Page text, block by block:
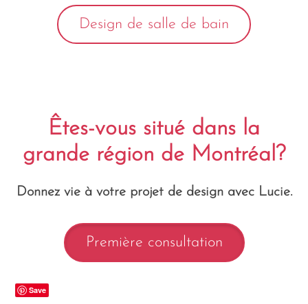
Design de salle de bain
Êtes-vous situé dans la
grande région de Montréal?
Donnez vie à votre projet de design avec Lucie.
Première consultation
Save